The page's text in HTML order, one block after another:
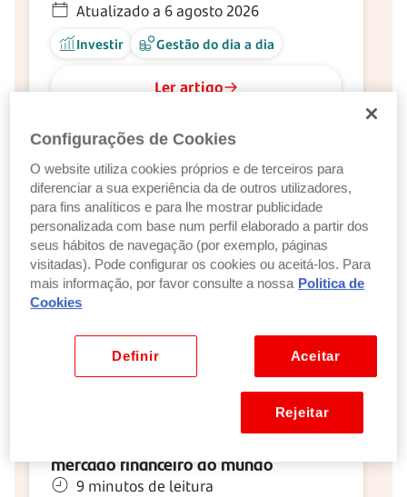
Atualizado a 6 agosto 2026
Investir Gestão do dia a dia
Ler artigo
Finanças
O investimento imobiliário é uma boa
solução para si?
5 minutos de leitura
Atualizado a 15 julho 2026
Investir Crédito Habitação
Ler artigo
Mercado Forex: entenda o maior
mercado financeiro do mundo
9 minutos de leitura
Configurações de Cookies
O website utiliza cookies próprios e de terceiros para
diferenciar a sua experiência da de outros utilizadores,
para fins analíticos e para lhe mostrar publicidade
personalizada com base num perfil elaborado a partir dos
seus hábitos de navegação (por exemplo, páginas
visitadas). Pode configurar os cookies ou aceitá-los. Para
mais informação, por favor consulte a nossa Politica de
Cookies
Aceitar
Definir
Rejeitar